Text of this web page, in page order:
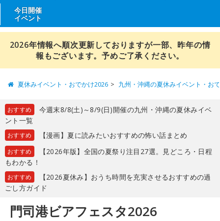
今日開催
イベント
2026年情報へ順次更新しておりますが一部、昨年の情
報もございます。予めご了承ください。
夏休みイベント・おでかけ2026 九州・沖縄の夏休みイベント・お
おすすめ
今週末8/8(土)～8/9(日)開催の九州・沖縄の夏休みイベ
ント一覧
おすすめ 【漫画】夏に読みたいおすすめの怖い話まとめ
おすすめ
【2026年版】全国の夏祭り注目27選。見どころ・日程
もわかる！
おすすめ
【2026夏休み】おうち時間を充実させるおすすめの過
ごし方ガイド
門司港ビアフェスタ2026